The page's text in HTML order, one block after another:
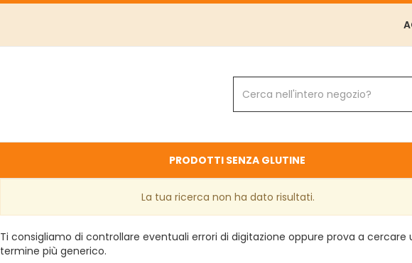
Prodotto
PRODOTTI SENZA GLUTINE
La tua ricerca non ha dato risultati.
Ti consigliamo di controllare eventuali errori di digitazione oppure prova a cercare
termine più generico.